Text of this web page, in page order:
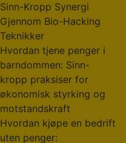
Sinn-Kropp Synergi
Gjennom Bio-Hacking
Teknikker
Hvordan tjene penger i
barndommen: Sinn-
kropp praksiser for
økonomisk styrking og
motstandskraft
Hvordan kjøpe en bedrift
uten penger: